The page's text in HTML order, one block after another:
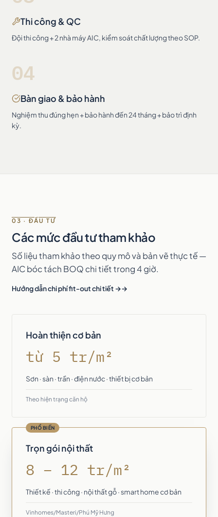
Thi công & QC
Đội thi công + 2 nhà máy AIC, kiểm soát chất lượng theo SOP.
04
Bàn giao & bảo hành
Nghiệm thu đúng hẹn + bảo hành đến 24 tháng + bảo trì định
kỳ.
03 · ĐẦU TƯ
Các mức đầu tư tham khảo
Số liệu tham khảo theo quy mô và bản vẽ thực tế —
AIC bóc tách BOQ chi tiết trong 4 giờ.
Hướng dẫn chi phí fit-out chi tiết →
Hoàn thiện cơ bản
từ 5 tr/m²
Sơn · sàn · trần · điện nước · thiết bị cơ bản
Theo hiện trạng căn hộ
PHỔ BIẾN
Trọn gói nội thất
8 – 12 tr/m²
Thiết kế · thi công · nội thất gỗ · smart home cơ bản
Vinhomes/Masteri/Phú Mỹ Hưng